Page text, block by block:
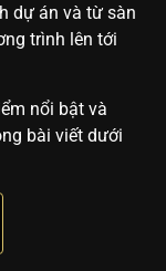
dự án và từ sàn
trình lên tới
nổi bật và
bài viết dưới